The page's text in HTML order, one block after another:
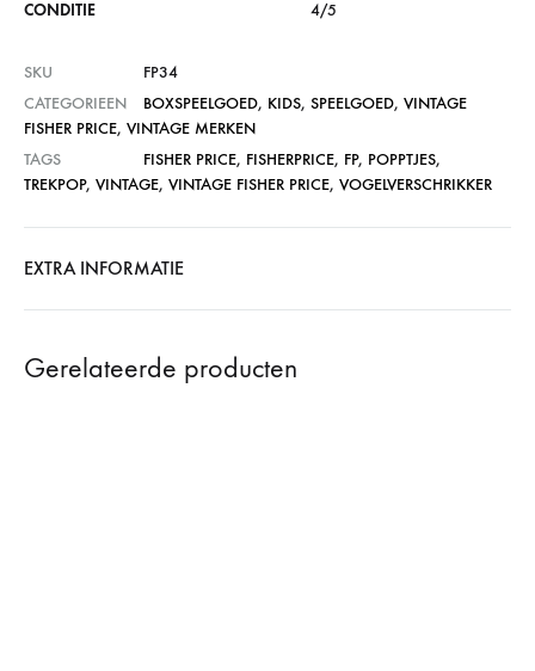
CONDITIE 4/5
SKU
FP34
CATEGORIEEN
BOXSPEELGOED, KIDS, SPEELGOED, VINTAGE
FISHER PRICE, VINTAGE MERKEN
TAGS
FISHER PRICE, FISHERPRICE, FP, POPPTJES,
TREKPOP, VINTAGE, VINTAGE FISHER PRICE, VOGELVERSCHRIKKER
EXTRA INFORMATIE
Gerelateerde producten